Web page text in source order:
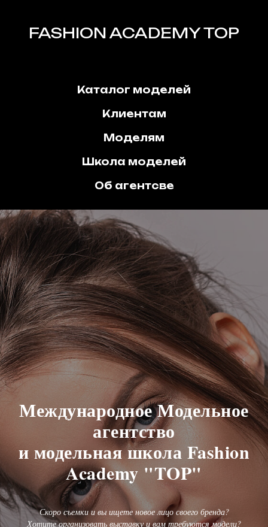
FASHION ACADEMY TOP
Каталог моделей
Клиентам
Моделям
Школа моделей
Об агентсве
Международное Модельное
агентство
и модельная школа Fashion
Academy "TOP"
Скоро съемки и вы ищете новое лицо своего бренда?
Хотите организовать выставку и вам требуются модели?